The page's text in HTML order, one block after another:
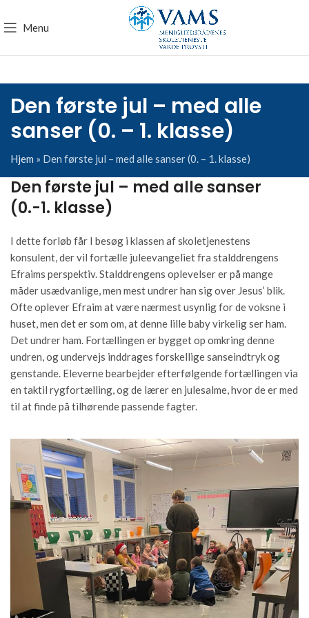
Menu
Den første jul – med alle
sanser (0. – 1. klasse)
Hjem » Den første jul – med alle sanser (0. – 1. klasse)
Den første jul – med alle sanser
(0.-1. klasse)
I dette forløb får I besøg i klassen af skoletjenestens
konsulent, der vil fortælle juleevangeliet fra stalddrengens
Efraims perspektiv. Stalddrengens oplevelser er på mange
måder usædvanlige, men mest undrer han sig over Jesus’ blik.
Ofte oplever Efraim at være nærmest usynlig for de voksne i
huset, men det er som om, at denne lille baby virkelig ser ham.
Det undrer ham. Fortællingen er bygget op omkring denne
undren, og undervejs inddrages forskellige sanseindtryk og
genstande. Eleverne bearbejder efterfølgende fortællingen via
en taktil rygfortælling, og de lærer en julesalme, hvor de er med
til at finde på tilhørende passende fagter.